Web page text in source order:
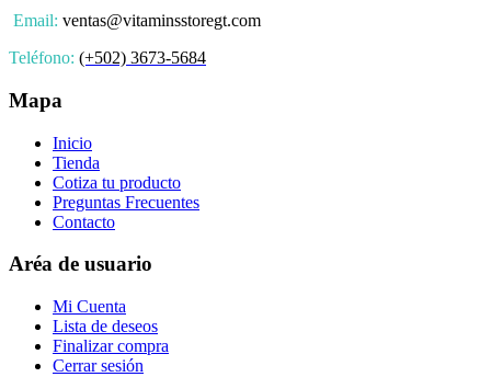
Email: ventas@vitaminsstoregt.com
Teléfono: (+502) 3673-5684
Mapa
Inicio
Tienda
Cotiza tu producto
Preguntas Frecuentes
Contacto
Aréa de usuario
Mi Cuenta
Lista de deseos
Finalizar compra
Cerrar sesión